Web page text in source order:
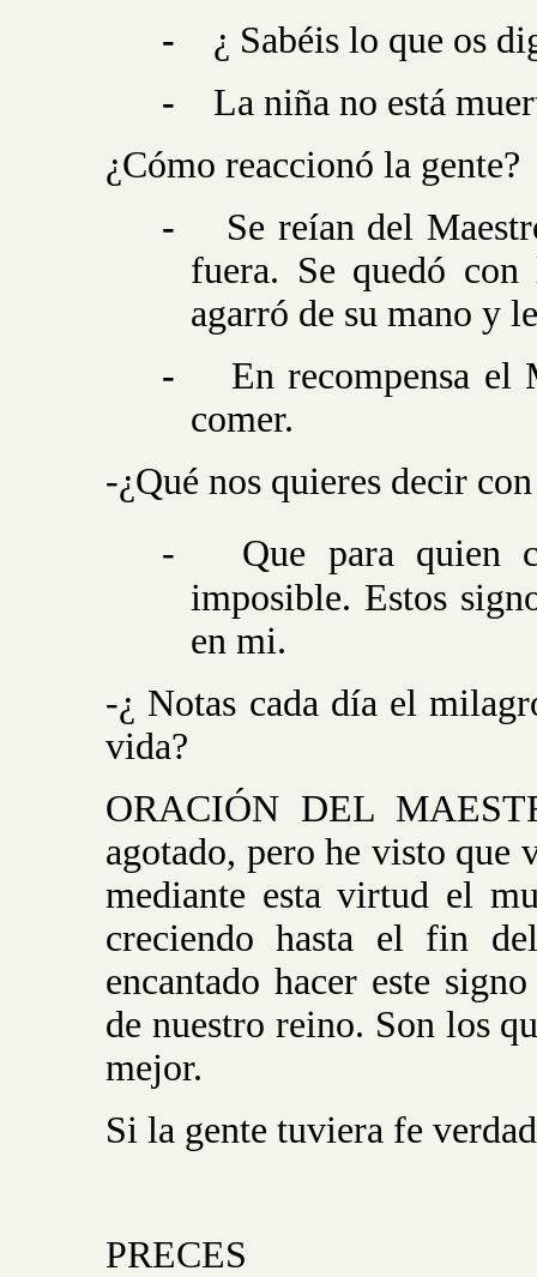
-
¿ Sabéis lo que os
-
La niña no está
¿Cómo reaccionó la gente?
-
Se reían del
fuera. Se quedó
agarró de su mano y
-
En recompensa el
comer.
-¿Qué nos quieres decir
-
Que para quien
imposible. Estos
en mi.
-¿ Notas cada día el
vida?
ORACIÓN DEL
agotado, pero he visto que
mediante esta virtud el
creciendo hasta el fin
encantado hacer este
de nuestro reino. Son los
mejor.
Si la gente tuviera fe
PRECES